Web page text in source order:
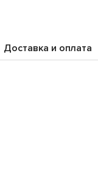
Доставка и оплата